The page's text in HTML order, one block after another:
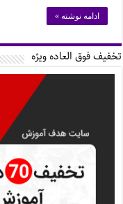
ادامه نوشته »
تخفیف فوق العاده ویژه